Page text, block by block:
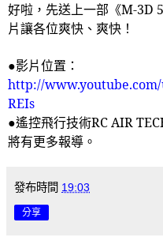
好啦，先送上一部《M-3D
片讓各位爽快、爽快！
●影片位置：
http://
REIs
●遙控飛行技術RC AIR
將有更多報導。
發布時間 19:03
分享